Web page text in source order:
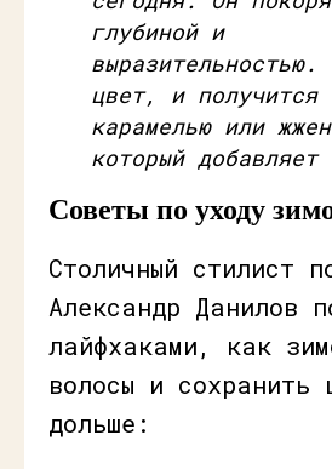
глубиной и
выразительностью.
цвет, и получится
карамелью или
который добавляет
Советы по уходу
Столичный стилист
Александр Данилов
лайфхаками, как
волосы и сохранить
дольше: